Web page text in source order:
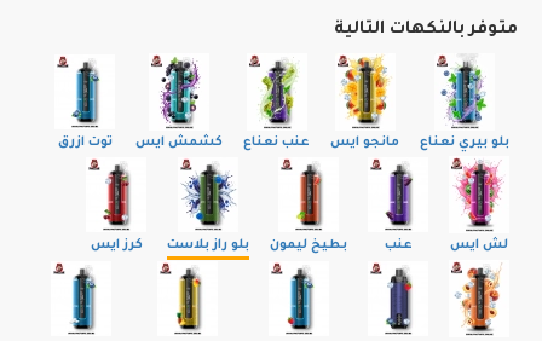
متوفر بالنكهات التالية
بلو بيري نعناع مانجو ايس عنب نعناع كشمش ايس توت ازرق
لش ايس عنب بطيخ ليمون بلو راز بلاست كرز ايس